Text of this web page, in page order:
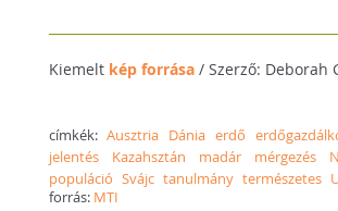
Kiemelt kép forrása / Szerző: Deborah
címkék: Ausztria Dánia erdő
jelentés
Kazahsztán madár mérgezés
populáció Svájc tanulmány természetes
forrás: MTI